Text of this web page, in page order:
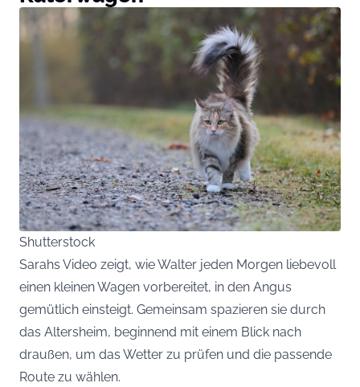
Shutterstock
Sarahs Video zeigt, wie Walter jeden Morgen liebevoll
einen kleinen Wagen vorbereitet, in den Angus
gemütlich einsteigt. Gemeinsam spazieren sie durch
das Altersheim, beginnend mit einem Blick nach
draußen, um das Wetter zu prüfen und die passende
Route zu wählen.